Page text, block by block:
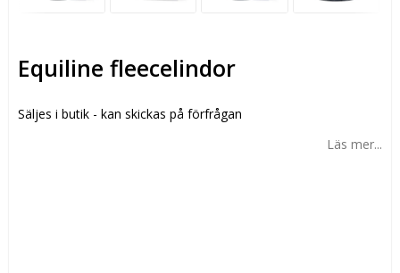
Equiline fleecelindor
Säljes i butik - kan skickas på förfrågan
Läs mer...